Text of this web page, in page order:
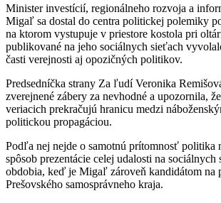
Minister investícií, regionálneho rozvoja a
Migaľ sa dostal do centra politickej polemiky
na ktorom vystupuje v priestore kostola pri
publikované na jeho sociálnych sieťach
časti verejnosti aj opozičných politikov.
Predsedníčka strany Za ľudí Veronika
zverejnené zábery za nevhodné a upozornila,
veriacich prekračujú hranicu medzi
politickou propagáciou.
Podľa nej nejde o samotnú prítomnosť politika
spôsob prezentácie celej udalosti na sociálnych
obdobia, keď je Migaľ zároveň kandidátom na
Prešovského samosprávneho kraja.